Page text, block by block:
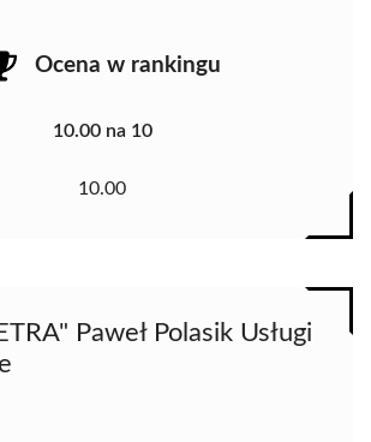
Ocena w rankingu
10.00 na 10
10.00
Paweł Polasik Usługi